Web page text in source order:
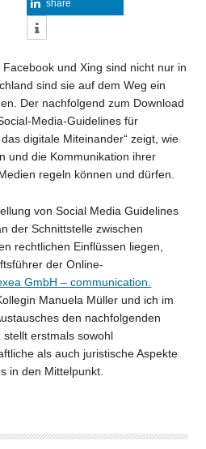
share
und Xing sind nicht nur in
sind sie auf dem Weg ein
Der nachfolgend zum Download
Media-Guidelines für
digitale Miteinander“ zeigt, wie
und die Kommunikation ihrer
regeln können und dürfen.
von Social Media Guidelines
der Schnittstelle zwischen
rechtlichen Einflüssen liegen,
der Online-
GmbH – communication.
Manuela Müller und ich im
den nachfolgenden
stellt erstmals sowohl
als auch juristische Aspekte
in den Mittelpunkt.